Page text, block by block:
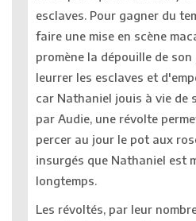
esclaves. Pour gagner du
faire une mise en scène
promène la dépouille de
leurrer les esclaves et
car Nathaniel jouis à vie de
par Audie, une révolte
percer au jour le pot aux
insurgés que Nathaniel est
longtemps.
Les révoltés, par leur